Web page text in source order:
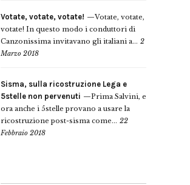
Votate, votate, votate!
Votate, votate,
votate! In questo modo i conduttori di
Canzonissima invitavano gli italiani a... 2
Marzo 2018
Sisma, sulla ricostruzione Lega e
5stelle non pervenuti
Prima Salvini, e
ora anche i 5stelle provano a usare la
ricostruzione post-sisma come... 22
Febbraio 2018